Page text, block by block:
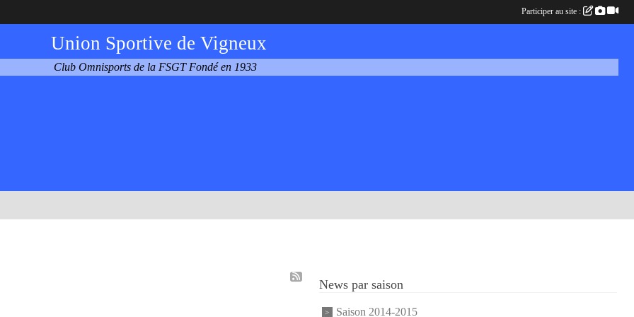
Union Sportive de Vigneux
Club Omnisports de la FSGT Fondé en 1933
News par saison
Saison 2014-2015
Participer au site :